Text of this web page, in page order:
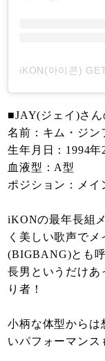
■JAY(ジェイ)さ
名前：キム・ジン
生年月日：1994年
血液型：A型
ポジション：メイ
iKONの最年長組
く美しい歌声で
(BIGBANG)とも
長男というだけあ
り者！
小柄な体型からは
いパフォーマンス